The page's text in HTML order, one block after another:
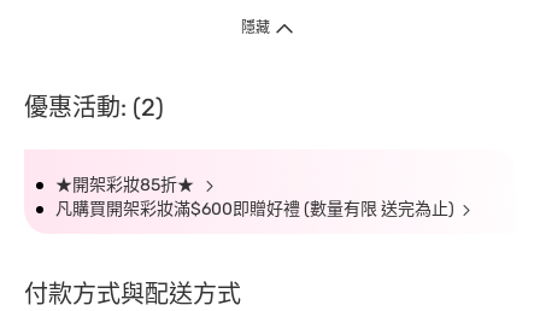
隱藏
優惠活動: (2)
★開架彩妝85折★
凡購買開架彩妝滿$600即贈好禮 (數量有限 送完為止)
付款方式與配送方式